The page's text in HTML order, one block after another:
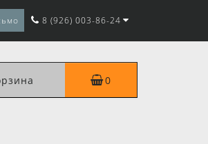
8 (926) 003-86-24
0